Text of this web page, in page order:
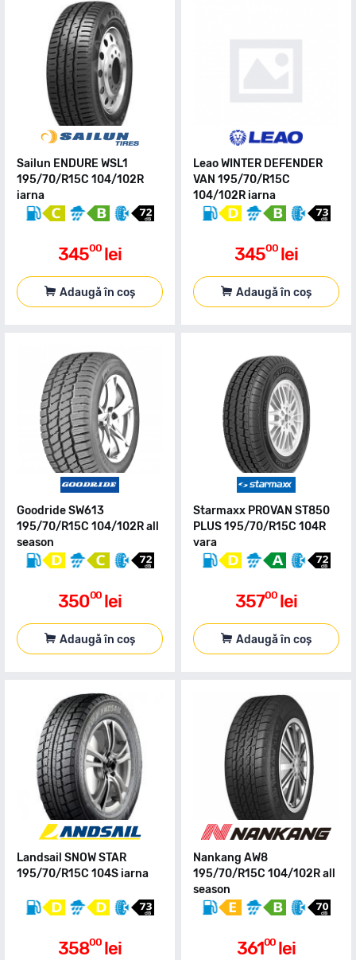
Sailun ENDURE WSL1
195/70/R15C 104/102R
iarna
34500 lei
Adaugă în coș
Leao WINTER DEFENDER
VAN 195/70/R15C
104/102R iarna
34500 lei
Adaugă în coș
Goodride SW613
195/70/R15C 104/102R all
season
35000 lei
Adaugă în coș
Starmaxx PROVAN ST850
PLUS 195/70/R15C 104R
vara
35700 lei
Adaugă în coș
Landsail SNOW STAR
195/70/R15C 104S iarna
35800 lei
Nankang AW8
195/70/R15C 104/102R all
season
36100 lei